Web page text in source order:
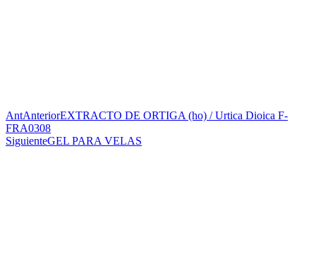
AntAnteriorEXTRACTO DE ORTIGA (ho) / Urtica Dioica F-
FRA0308
SiguienteGEL PARA VELAS